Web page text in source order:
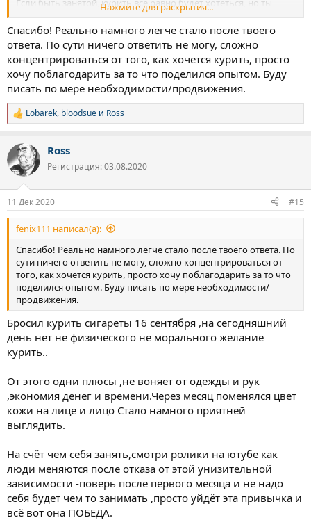
Я себе кольцо купил с движащимся элементом, вместо
сигареты кольцо теребил. Важно было действие совершать во
время приступов.
Держись! Ты справишься.
если сорвешься - вторую не кури больше, не разрешай себе,
хотя хотеться будет дико сильно.
если не покуришь ту самую одну сигарету, тебе уже легче
срыв недолгий. Хотя уже после первой затяжки зависимость
так сильно давить начинает, будто и не терпел ничего!
мерзко. я так рад, что отказался от сигарет. присоединяйся,
тебе понравится! пиши сюда, когда будет нужно, интересно,
как у тебя будет получаться
Нажмите для раскрытия...
Спасибо! Реально намного легче стало после твоего
ответа. По сути ничего ответить не могу, сложно
концентрироваться от того, как хочется курить, просто
хочу поблагодарить за то что поделился опытом. Буду
писать по мере необходимости/продвижения.
Р
е
к
ц
и
Lobarek, bloodsue и Ross
Ross
Регистрация: 03.08.2020
11 Дек 2020 #15
fenix111 написал(а):
Спасибо! Реально намного легче стало после твоего ответа. По
сути ничего ответить не могу, сложно концентрироваться от
того, как хочется курить, просто хочу поблагодарить за то что
поделился опытом. Буду писать по мере необходимости/
продвижения.
Бросил курить сигареты 16 сентября ,на сегодняшний
день нет не физического не морального желание
курить..
От этого одни плюсы ,не воняет от одежды и рук
,экономия денег и времени.Через месяц поменялся цвет
кожи на лице и лицо Стало намного приятней
выглядить.
На счёт чем себя занять,смотри ролики на ютубе как
люди меняются после отказа от этой унизительной
зависимости -поверь после первого месяца и не надо
себя будет чем то занимать ,просто уйдёт эта привычка и
всё вот она ПОБЕДА.